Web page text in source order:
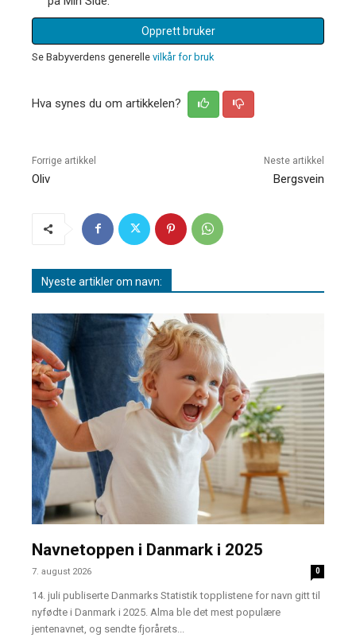
Opprett bruker
Se Babyverdens generelle vilkår for bruk
Hva synes du om artikkelen?
Forrige artikkel
Oliv
Neste artikkel
Bergsvein
Nyeste artikler om navn:
Navnetoppen i Danmark i 2025
7. august 2026 0
14. juli publiserte Danmarks Statistik topplistene for navn gitt til
nyfødte i Danmark i 2025. Alma ble det mest populære
jentenavnet, og sendte fjorårets...